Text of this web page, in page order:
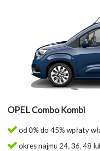
OPEL Combo Kombi
od 0% do 45% wpłaty
okres najmu 24, 36, 48